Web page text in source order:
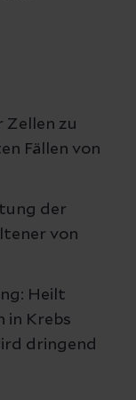
Zellen zu
Fällen von
der
von
Heilt
in Krebs
dringend